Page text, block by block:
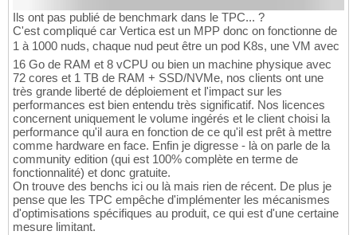
Ils ont pas publié de benchmark dans le TPC... ?
C'est compliqué car Vertica est un MPP donc on fonctionne de
1 à 1000 nuds, chaque nud peut être un pod K8s, une VM avec
16 Go de RAM et 8 vCPU ou bien un machine physique avec
72 cores et 1 TB de RAM + SSD/NVMe, nos clients ont une
très grande liberté de déploiement et l'impact sur les
performances est bien entendu très significatif. Nos licences
concernent uniquement le volume ingérés et le client choisi la
performance qu'il aura en fonction de ce qu'il est prêt à mettre
comme hardware en face. Enfin je digresse - là on parle de la
community edition (qui est 100% complète en terme de
fonctionnalité) et donc gratuite.
On trouve des benchs ici ou là mais rien de récent. De plus je
pense que les TPC empêche d'implémenter les mécanismes
d'optimisations spécifiques au produit, ce qui est d'une certaine
mesure limitant.